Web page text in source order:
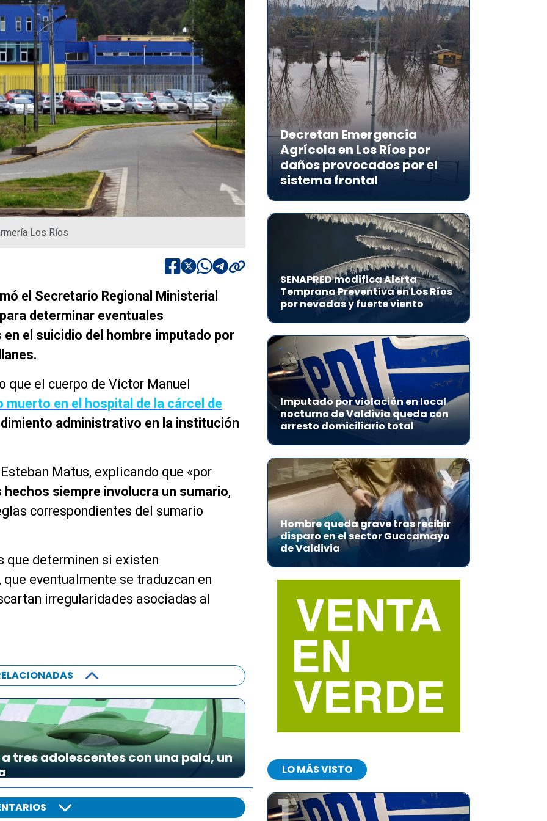
Los Ríos
el Secretario Regional Ministerial
determinar eventuales
el suicidio del hombre imputado por
que el cuerpo de Víctor Manuel
en el hospital de la cárcel de
administrativo en la institución
Matus, explicando que «por
siempre involucra un sumario,
correspondientes del sumario
que determinen si existen
eventualmente se traduzcan en
irregularidades asociadas al
tres adolescentes con una pala, un
Decretan Emergencia
Agrícola en Los Ríos por
daños provocados por el
sistema frontal
SENAPRED modifica Alerta
Temprana Preventiva en Los Ríos
por nevadas y fuerte viento
Imputado por violación en local
nocturno de Valdivia queda con
arresto domiciliario total
Hombre queda grave tras recibir
disparo en el sector Guacamayo
de Valdivia
LO MÁS VISTO